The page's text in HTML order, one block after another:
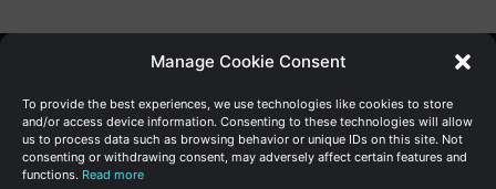
Manage Cookie Consent
To provide the best experiences, we use technologies like cookies to store
and/or access device information. Consenting to these technologies will allow
us to process data such as browsing behavior or unique IDs on this site. Not
consenting or withdrawing consent, may adversely affect certain features and
functions. Read more
Γενική Διεύθυνση Ανάπτυξης
Υπουργείο Οικονομικών | Κυπριακή Δημοκρατία
Ιστ: